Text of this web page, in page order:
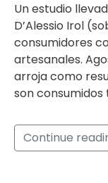
Un estudio
D’Alessio Irol
consumidores
artesanales.
arroja como
son
Continue